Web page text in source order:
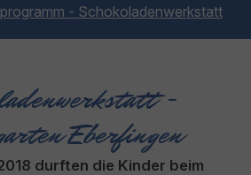
- Schokoladenwerkstatt
-
Eberfingen
durften die Kinder beim